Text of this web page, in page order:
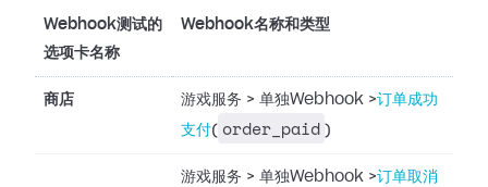
Webhook测试的
选项卡名称
Webhook名称和类型
商店 游戏服务 > 单独Webhook >订单成功
支付( order_paid )
游戏服务 > 单独Webhook >订单取消